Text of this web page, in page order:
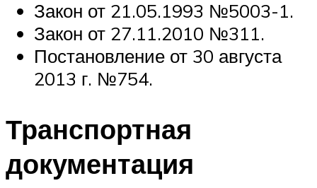
Закон от 21.05.1993 №5003-1.
Закон от 27.11.2010 №311.
Постановление от 30 августа
2013 г. №754.
Транспортная
документация